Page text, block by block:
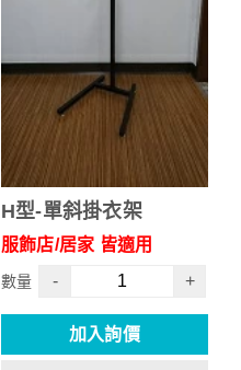
H型-單斜掛衣架
服飾店/居家 皆適用
數量 - +
加入詢價